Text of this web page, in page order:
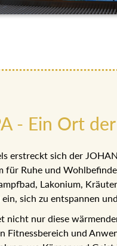
- Ein Ort
erstreckt sich der
für Ruhe und
Lakonium,
sich zu entspannen
nicht nur diese
Fitnessbereich und